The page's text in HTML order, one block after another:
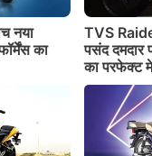
नया
का
TVS
पसंद दमदार
का परफेक्ट